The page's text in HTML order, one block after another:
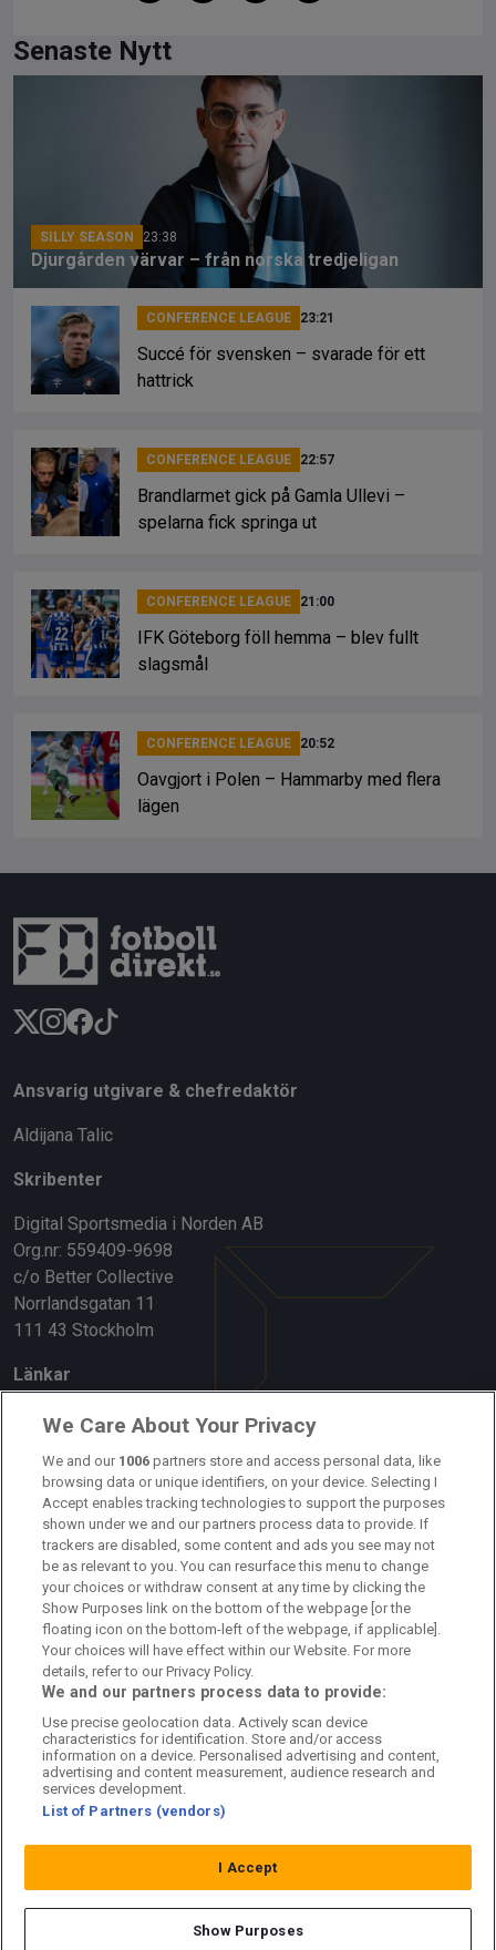
b
o
o
k
a
d
s
Senaste Nytt
SILLY SEASON 23:38
Djurgården värvar – från norska tredjeligan
CONFERENCE LEAGUE 23:21
Succé för svensken – svarade för ett
hattrick
CONFERENCE LEAGUE 22:57
Brandlarmet gick på Gamla Ullevi –
spelarna fick springa ut
CONFERENCE LEAGUE 21:00
IFK Göteborg föll hemma – blev fullt
slagsmål
CONFERENCE LEAGUE 20:52
Oavgjort i Polen – Hammarby med flera
lägen
Ansvarig utgivare & chefredaktör
Aldijana Talic
Skribenter
Digital Sportsmedia i Norden AB
Org.nr: 559409-9698
c/o Better Collective
Norrlandsgatan 11
111 43 Stockholm
Länkar
Om oss
Kontakta oss
Kundtjänst
Sponsor: Rekatochklart
Annonsera på Fotbolldirekt
Redaktionell policy
Personuppgiftspolicy
Cookiepolicy
Arkiv
We Care About Your Privacy
We and our 1006 partners store and access personal data, like
browsing data or unique identifiers, on your device. Selecting I
Accept enables tracking technologies to support the purposes
shown under we and our partners process data to provide. If
trackers are disabled, some content and ads you see may not
be as relevant to you. You can resurface this menu to change
your choices or withdraw consent at any time by clicking the
Show Purposes link on the bottom of the webpage [or the
floating icon on the bottom-left of the webpage, if applicable].
Your choices will have effect within our Website. For more
details, refer to our Privacy Policy.
We and our partners process data to provide:
Use precise geolocation data. Actively scan device
characteristics for identification. Store and/or access
information on a device. Personalised advertising and content,
advertising and content measurement, audience research and
services development.
List of Partners (vendors)
I Accept
Show Purposes